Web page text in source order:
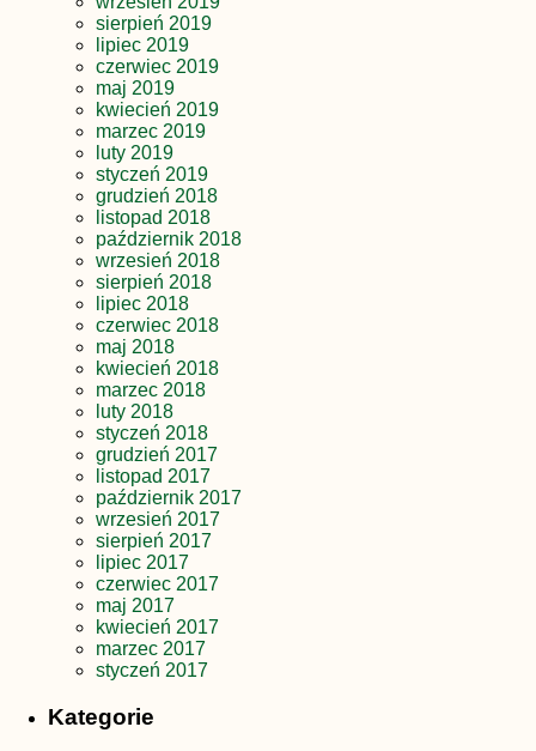
sierpień 2019
lipiec 2019
czerwiec 2019
maj 2019
kwiecień 2019
marzec 2019
luty 2019
styczeń 2019
grudzień 2018
listopad 2018
październik 2018
wrzesień 2018
sierpień 2018
lipiec 2018
czerwiec 2018
maj 2018
kwiecień 2018
marzec 2018
luty 2018
styczeń 2018
grudzień 2017
listopad 2017
październik 2017
wrzesień 2017
sierpień 2017
lipiec 2017
czerwiec 2017
maj 2017
kwiecień 2017
marzec 2017
styczeń 2017
Kategorie